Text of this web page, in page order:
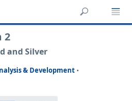
2
and Silver
& Development •